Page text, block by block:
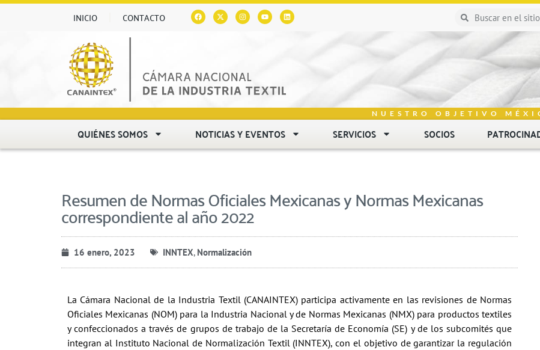
INICIO CONTACTO
NUESTRO OBJETIVO
QUIÉNES SOMOS NOTICIAS Y EVENTOS SERVICIOS SOCIOS
Resumen de Normas Oficiales Mexicanas y Normas Mexicanas
correspondiente al año 2022
16 enero, 2023 INNTEX, Normalización
La Cámara Nacional de la Industria Textil (CANAINTEX) participa activamente en las revisiones de Normas
Oficiales Mexicanas (NOM) para la Industria Nacional y de Normas Mexicanas (NMX) para productos textiles
y confeccionados a través de grupos de trabajo de la Secretaría de Economía (SE) y de los subcomités que
integran al Instituto Nacional de Normalización Textil (INNTEX), con el objetivo de garantizar la regulación